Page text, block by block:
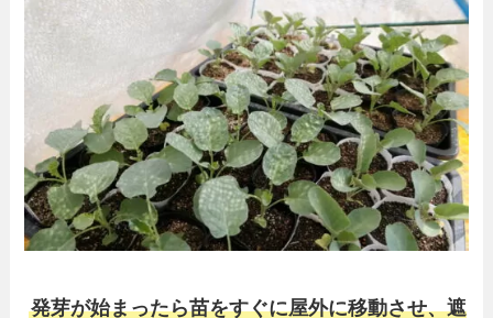
発芽が始まったら苗をすぐに屋外に移動させ、遮